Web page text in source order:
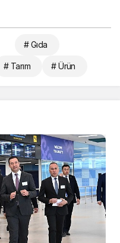
# Gıda
# Tarım # Ürün